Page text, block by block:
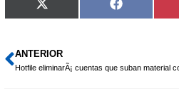
Compartir
en
X
(Twitter)
Compartir
en
Facebook
Ant
ANTERIOR
Hotfile eliminarÃ¡ cuentas que suban material